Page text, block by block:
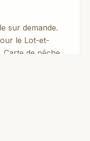
sur demande.
le Lot-et-
Carte de pêche